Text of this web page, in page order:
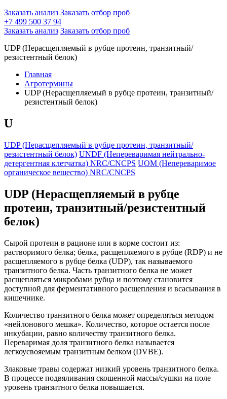
Заказать анализ Заказать отбор проб
+7 499 500 37 94
Заказать анализ Заказать отбор проб
UDP (Нерасщепляемый в рубце протеин, транзитный/
резистентный белок)
Главная
Агротермины
UDP (Нерасщепляемый в рубце протеин, транзитный/
резистентный белок)
U
UDP (Нерасщепляемый в рубце протеин, транзитный/
резистентный белок) UNDF (Непереваримая нейтрально-
детергентная клетчатка) NRC/CNCPS UOM (Непереваримое
органическое вещество) NRC/CNCPS
UDP (Нерасщепляемый в рубце
протеин, транзитный/резистентный
белок)
Сырой протеин в рационе или в корме состоит из:
растворимого белка; белка, расщепляемого в рубце (RDP) и не
расщепляемого в рубце белка (UDP), так называемого
транзитного белка. Часть транзитного белка не может
расщепляться микробами рубца и поэтому становится
доступной для ферментативного расщепления и всасывания в
кишечнике.
Количество транзитного белка может определяться методом
«нейлонового мешка». Количество, которое остается после
инкубации, равно количеству транзитного белка.
Переваримая доля транзитного белка называется
легкоусвояемым транзитным белком (DVBE).
Злаковые травы содержат низкий уровень транзитного белка.
В процессе подвяливания скошенной массы/сушки на поле
уровень транзитного белка повышается.